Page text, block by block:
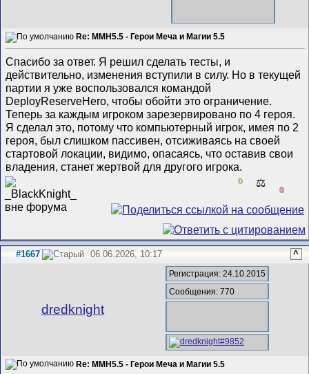
Re: MMH5.5 - Герои Меча и Магии 5.5
Спасибо за ответ. Я решил сделать тесты, и
действительно, изменения вступили в силу. Но в текущей
партии я уже воспользовался командой
DeployReserveHero, чтобы обойти это ограничение.
Теперь за каждым игроком зарезервировано по 4 героя.
Я сделал это, потому что компьютерный игрок, имея по 2
героя, был слишком пассивен, отсиживаясь на своей
стартовой локации, видимо, опасаясь, что оставив свои
владения, станет жертвой для другого игрока.
0 ⚖️
0
#1667 06.06.2026, 10:17 ^
dredknight
Регистрация: 24.10.2015
Сообщения: 770
Re: MMH5.5 - Герои Меча и Магии 5.5